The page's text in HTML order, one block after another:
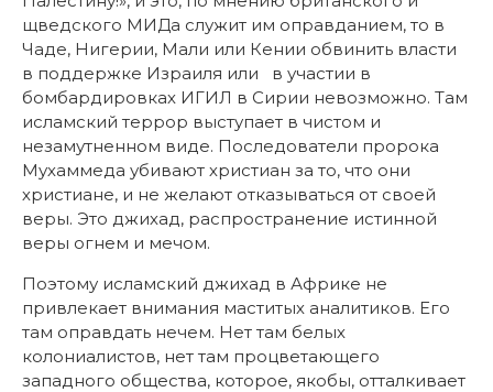
щведского МИДа служит им оправданием, то в
Чаде, Нигерии, Мали или Кении обвинить власти
в поддержке Израиля или в участии в
бомбардировках ИГИЛ в Сирии невозможно. Там
исламский террор выступает в чистом и
незамутненном виде. Последователи пророка
Мухаммеда убивают христиан за то, что они
христиане, и не желают отказываться от своей
веры. Это джихад, распространение истинной
веры огнем и мечом.
Поэтому исламский джихад в Африке не
привлекает внимания маститых аналитиков. Его
там оправдать нечем. Нет там белых
колониалистов, нет там процветающего
западного общества, которое, якобы, отталкивает